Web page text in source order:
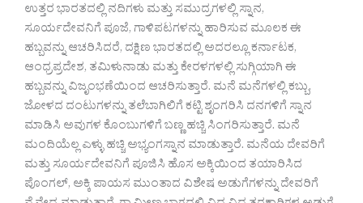
ಉತ್ತರ ಭಾರತದಲ್ಲಿ ನದಿಗಳು ಮತ್ತು ಸಮುದ್ರಗಳಲ್ಲಿ ಸ್ನಾನ,
ಸೂರ್ಯದೇವನಿಗೆ ಪೂಜೆ, ಗಾಳಿಪಟಗಳನ್ನು ಹಾರಿಸುವ ಮೂಲಕ ಈ
ಹಬ್ಬವನ್ನು ಆಚರಿಸಿದರೆ, ದಕ್ಷಿಣ ಭಾರತದಲ್ಲಿ ಅದರಲ್ಲೂ ಕರ್ನಾಟಕ,
ಆಂಧ್ರಪ್ರದೇಶ, ತಮಿಳುನಾಡು ಮತ್ತು ಕೇರಳಗಳಲ್ಲಿ ಸುಗ್ಗಿಯಾಗಿ ಈ
ಹಬ್ಬವನ್ನು ವಿಜೃಂಭಣೆಯಿಂದ ಆಚರಿಸುತ್ತಾರೆ. ಮನೆ ಮನೆಗಳಲ್ಲಿ ಕಬ್ಬು,
ಜೋಳದ ದಂಟುಗಳನ್ನು ತಲೆಬಾಗಿಲಿಗೆ ಕಟ್ಟಿ ಶೃಂಗರಿಸಿ ದನಗಳಿಗೆ ಸ್ನಾನ
ಮಾಡಿಸಿ ಅವುಗಳ ಕೊಂಬುಗಳಿಗೆ ಬಣ್ಣ ಹಚ್ಚಿ ಸಿಂಗರಿಸುತ್ತಾರೆ. ಮನೆ
ಮಂದಿಯೆಲ್ಲ ಎಳ್ಳು ಹಚ್ಚಿ ಅಭ್ಯಂಗಸ್ನಾನ ಮಾಡುತ್ತಾರೆ. ಮನೆಯ ದೇವರಿಗೆ
ಮತ್ತು ಸೂರ್ಯದೇವನಿಗೆ ಪೂಜಿಸಿ ಹೊಸ ಅಕ್ಕಿಯಿಂದ ತಯಾರಿಸಿದ
ಪೊಂಗಲ್, ಅಕ್ಕಿ ಪಾಯಸ ಮುಂತಾದ ವಿಶೇಷ ಅಡುಗೆಗಳನ್ನು ದೇವರಿಗೆ